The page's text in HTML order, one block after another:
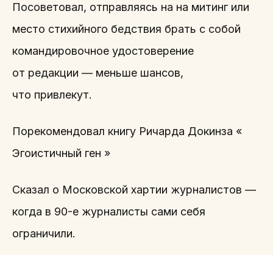
Посоветовал, отправляясь на на митинг или
место стихийного бедствия брать с собой
командировочное удостоверение
от редакции — меньше шансов,
что привлекут.
Порекомендовал книгу Ричарда Докинза «
Эгоистичный ген »
Сказал о Московской хартии журналистов —
когда в 90-е журналисты сами себя
ограничили.